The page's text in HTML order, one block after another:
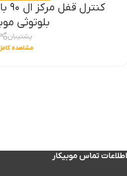
بلوتوثی
پشتیبان
مشاهده
اطلاعات تماس موبیکار